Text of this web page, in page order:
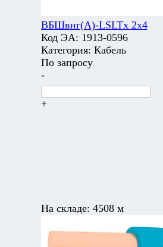
ВБШвнг(А)-LSLTx 2х4
Код ЭА: 1913-0596
Категория: Кабель
По запросу
-
+
На складе: 4508 м